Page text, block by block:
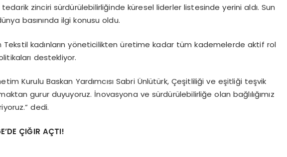
tedarik zinciri sürdürülebilirliğinde küresel liderler listesinde yerini aldı. Sun
basınında ilgi konusu oldu.
Tekstil kadınların yöneticilikten üretime kadar tüm kademelerde aktif rol
destekliyor.
Kurulu Baskan Yardımcısı Sabri Ünlütürk, Çeşitliliği ve eşitliği teşvik
gurur duyuyoruz. İnovasyona ve sürdürülebilirliğe olan bağlılığımız
dedi.
ÇIĞIR AÇTI!